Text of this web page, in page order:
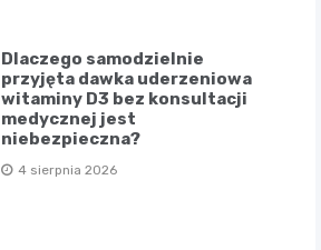
Dlaczego samodzielnie
przyjęta dawka uderzeniowa
witaminy D3 bez konsultacji
medycznej jest
niebezpieczna?
4 sierpnia 2026